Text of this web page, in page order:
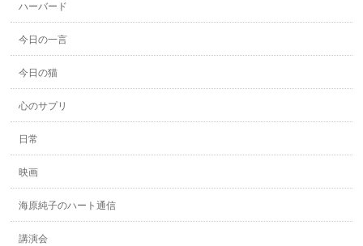
ハーバード
今日の一言
今日の猫
心のサプリ
日常
映画
海原純子のハート通信
講演会